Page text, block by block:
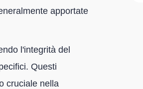
apportate
l'integrità del
Questi
cruciale nella